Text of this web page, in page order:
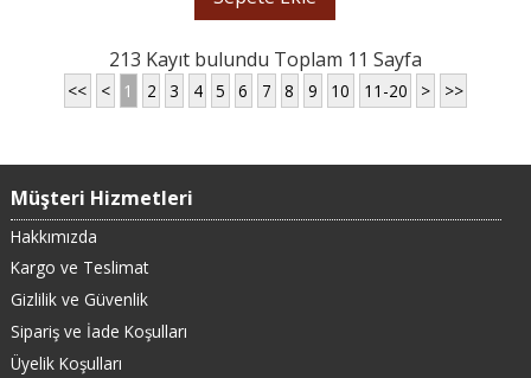
213 Kayıt bulundu Toplam 11 Sayfa
<< < 1 2 3 4 5 6 7 8 9 10 11-20 > >>
Müşteri Hizmetleri
Hakkımızda
Kargo ve Teslimat
Gizlilik ve Güvenlik
Sipariş ve İade Koşulları
Üyelik Koşulları